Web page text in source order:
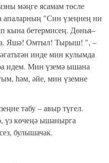
мәңге ясамам төсле
"Син үзеңнең ни
кына бетермисең. Дөнья–
Яшә! Омтыл! Тырыш! ", –
инде мин кулымда
идем. Мин үземә ышана
һәм, әйе, мин үземне
табу – авыр түгел.
үз көчеңә ышанырга
булышачак.